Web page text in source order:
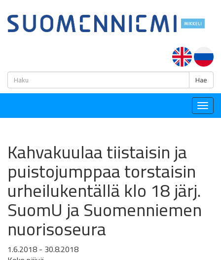
Hae
Kahvakuulaa tiistaisin ja
puistojumppaa torstaisin
urheilukentällä klo 18 järj.
SuomU ja Suomenniemen
nuorisoseura
1.6.2018 - 30.8.2018